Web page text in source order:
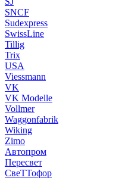
SNCF
Sudexpress
SwissLine
Tillig
Trix
USA
Viessmann
VK
VK Modelle
Vollmer
Waggonfabrik
Wiking
Zimo
Автопром
Пересвет
СвеТТофор